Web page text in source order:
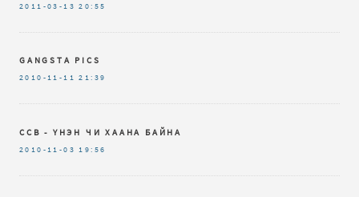
2011-03-13 20:55
GANGSTA PICS
2010-11-11 21:39
CCB - ҮНЭН ЧИ ХААНА БАЙНА
2010-11-03 19:56